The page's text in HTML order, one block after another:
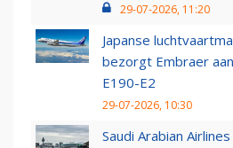
29-07-2026, 11:20
Japanse
bezorgt Embraer
E190-E2
29-07-2026, 10:30
Saudi Arabian